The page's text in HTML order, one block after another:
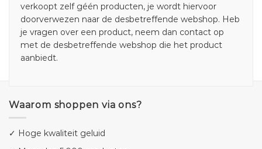
verkoopt zelf géén producten, je wordt hiervoor
doorverwezen naar de desbetreffende webshop. Heb
je vragen over een product, neem dan contact op
met de desbetreffende webshop die het product
aanbiedt.
Waarom shoppen via ons?
✓ Hoge kwaliteit geluid